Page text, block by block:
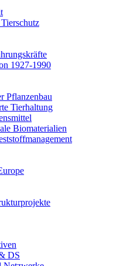
1927-1990
Pflanzenbau
Tierhaltung
Biomaterialien
DS